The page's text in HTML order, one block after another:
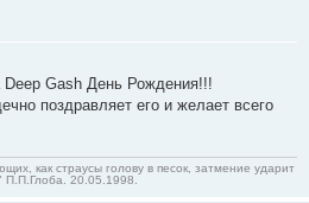
Gash День Рождения!!!
поздравляет его и желает всего
как страусы голову в песок, затмение ударит
П.П.Глоба. 20.05.1998.